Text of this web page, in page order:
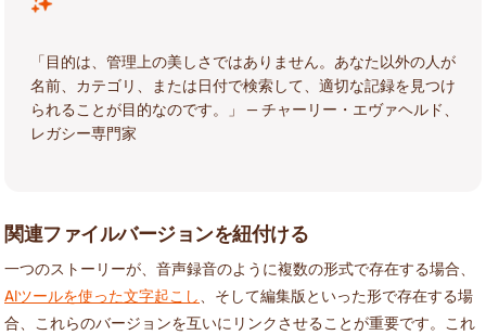
「目的は、管理上の美しさではありません。あなた以外の人が
名前、カテゴリ、または日付で検索して、適切な記録を見つけ
られることが目的なのです。」 — チャーリー・エヴァヘルド、
レガシー専門家
関連ファイルバージョンを紐付ける
一つのストーリーが、音声録音のように複数の形式で存在する場合、
AIツールを使った文字起こし、そして編集版といった形で存在する場
合、これらのバージョンを互いにリンクさせることが重要です。これ